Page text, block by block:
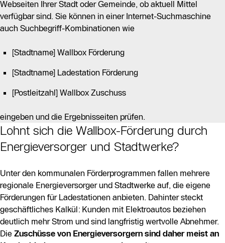
Webseiten Ihrer Stadt oder Gemeinde, ob aktuell Mittel
verfügbar sind. Sie können in einer Internet-Suchmaschine
auch Suchbegriff-Kombinationen wie
[Stadtname] Wallbox Förderung
[Stadtname] Ladestation Förderung
[Postleitzahl] Wallbox Zuschuss
eingeben und die Ergebnisseiten prüfen.
Lohnt sich die Wallbox-Förderung durch
Energieversorger und Stadtwerke?
Unter den kommunalen Förderprogrammen fallen mehrere
regionale Energieversorger und Stadtwerke auf, die eigene
Förderungen für Ladestationen anbieten. Dahinter steckt
geschäftliches Kalkül: Kunden mit Elektroautos beziehen
deutlich mehr Strom und sind langfristig wertvolle Abnehmer.
Die Zuschüsse von Energieversorgern sind daher meist an